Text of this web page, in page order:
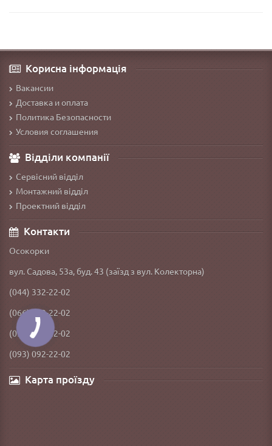
Корисна інформація
Вакансии
Доставка и оплата
Политика Безопасности
Условия соглашения
Відділи компанії
Сервісний відділ
Монтажний відділ
Проектний відділ
Контакти
Осокорки
вул. Садова, 53а, буд. 43 (заїзд з вул. Колекторна)
(044) 332-22-02
(066) 592-22-02
(098) 792-22-02
(093) 092-22-02
Карта проїзду